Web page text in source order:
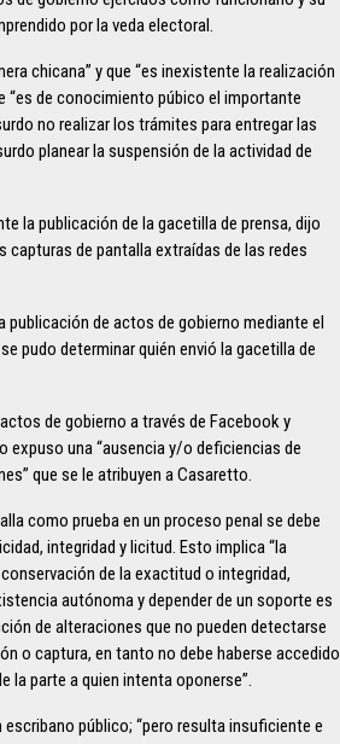
por la veda electoral.
chicana” y que “es inexistente la realización
“es de conocimiento púbico el importante
no realizar los trámites para entregar las
planear la suspensión de la actividad de
la publicación de la gacetilla de prensa, dijo
de pantalla extraídas de las redes
de actos de gobierno mediante el
pudo determinar quién envió la gacetilla de
de gobierno a través de Facebook y
expuso una “ausencia y/o deficiencias de
que se le atribuyen a Casaretto.
como prueba en un proceso penal se debe
integridad y licitud. Esto implica “la
de la exactitud o integridad,
autónoma y depender de un soporte es
de alteraciones que no pueden detectarse
o captura, en tanto no debe haberse accedido
parte a quien intenta oponerse”.
público; “pero resulta insuficiente e